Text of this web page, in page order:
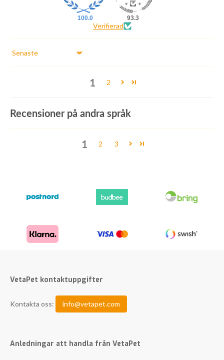
100.0 93.3
Verifierad
Sort by
1 2
Recensioner på andra språk
1 2 3
VetaPet kontaktuppgifter
Kontakta oss: info@vetapet.com
Anledningar att handla från VetaPet